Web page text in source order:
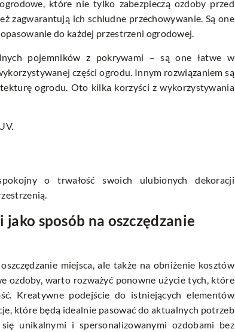
które nie tylko zabezpieczą ozdoby przed
zagwarantują ich schludne przechowywanie. Są one
do każdej przestrzeni ogrodowej.
pojemników z pokrywami – są one łatwe w
części ogrodu. Innym rozwiązaniem są
ogrodu. Oto kilka korzyści z wykorzystywania
o trwałość swoich ulubionych dekoracji
sposób na oszczędzanie
miejsca, ale także na obniżenie kosztów
ozdoby, warto rozważyć ponowne użycie tych, które
Kreatywne podejście do istniejących elementów
które będą idealnie pasować do aktualnych potrzeb
unikalnymi i spersonalizowanymi ozdobami bez